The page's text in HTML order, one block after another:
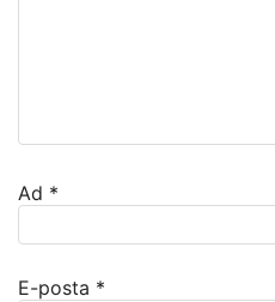
Ad *
E-posta *